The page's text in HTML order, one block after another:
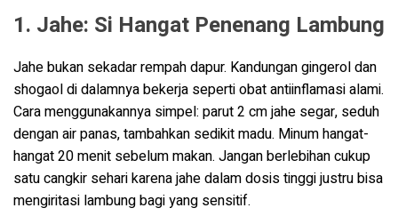
1. Jahe: Si Hangat Penenang Lambung
Jahe bukan sekadar rempah dapur. Kandungan gingerol dan
shogaol di dalamnya bekerja seperti obat antiinflamasi alami.
Cara menggunakannya simpel: parut 2 cm jahe segar, seduh
dengan air panas, tambahkan sedikit madu. Minum hangat-
hangat 20 menit sebelum makan. Jangan berlebihan cukup
satu cangkir sehari karena jahe dalam dosis tinggi justru bisa
mengiritasi lambung bagi yang sensitif.